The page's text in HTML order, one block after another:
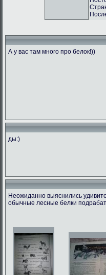
А у вас там много про белок!))
ды:)
Неожиданно выяснились
обычные лесные белки